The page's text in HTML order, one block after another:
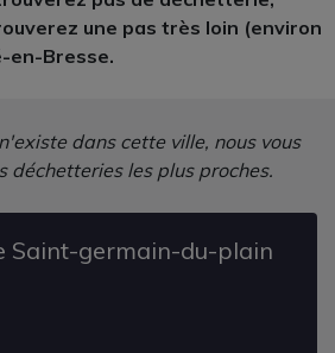
une pas très loin (environ
en-Bresse.
dans cette ville, nous vous
déchetteries les plus proches.
Saint-germain-du-plain